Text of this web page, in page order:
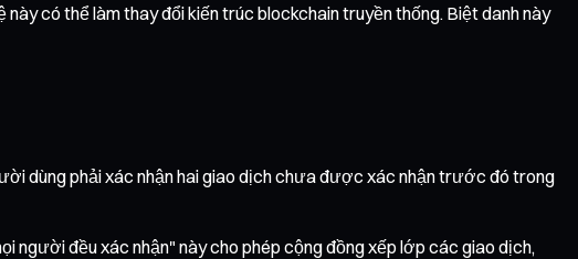
có thể làm thay đổi kiến trúc blockchain truyền thống. Biệt danh này
dùng phải xác nhận hai giao dịch chưa được xác nhận trước đó trong
đều xác nhận" này cho phép cộng đồng xếp lớp các giao dịch,